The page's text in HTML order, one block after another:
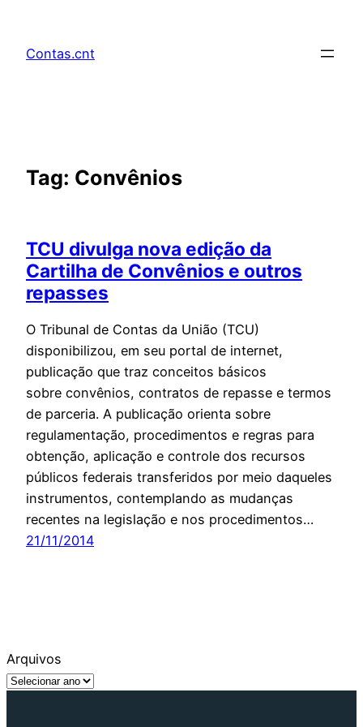
Contas.cnt
Tag: Convênios
TCU divulga nova edição da
Cartilha de Convênios e outros
repasses
O Tribunal de Contas da União (TCU)
disponibilizou, em seu portal de internet,
publicação que traz conceitos básicos
sobre convênios, contratos de repasse e termos
de parceria. A publicação orienta sobre
regulamentação, procedimentos e regras para
obtenção, aplicação e controle dos recursos
públicos federais transferidos por meio daqueles
instrumentos, contemplando as mudanças
recentes na legislação e nos procedimentos…
21/11/2014
Arquivos